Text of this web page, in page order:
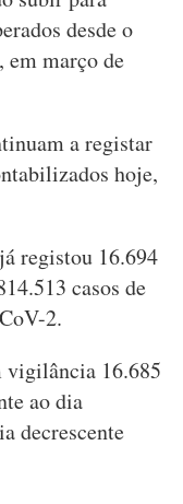
desde o
março de
a registar
hoje,
registou 16.694
casos de
2.
vigilância 16.685
ao dia
decrescente